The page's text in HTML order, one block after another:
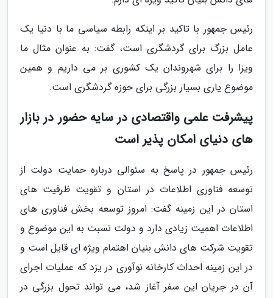
رئیس جمهور با تاکید بر اینکه رابطه سیاسی ما با دنیا یک
عامل بزرگ برای گردشگری است، گفت: به عنوان مثال ما
ویزا را برای شهروندان یک کشوری بر می داریم و همین
موضوع یاری بسیار بزرگی برای حوزه گردشگری است.
پیشرفت علمی واقتصادی در سایه حضور در بازار
های دنیای امکان پذیر است
رئیس جمهور در پاسخ به سئوالی درباره حمایت دولت از
توسعه فناوری اطلاعات در استان و تقویت ظرفیت های
استان در این زمینه گفت: امروز توسعه بخش فناوری های
اطلاعات اهمیت زیادی دارد و دولت نسبت به این موضوع و
تقویت شرکت های دانش بنیان اهتمام ویژه ای قایل است و
در این زمینه احداث کارخانه نوآوری در یزد که عملیات اجرای
آن در جریان این سفر آغاز شد، می تواند تحول بزرگی در